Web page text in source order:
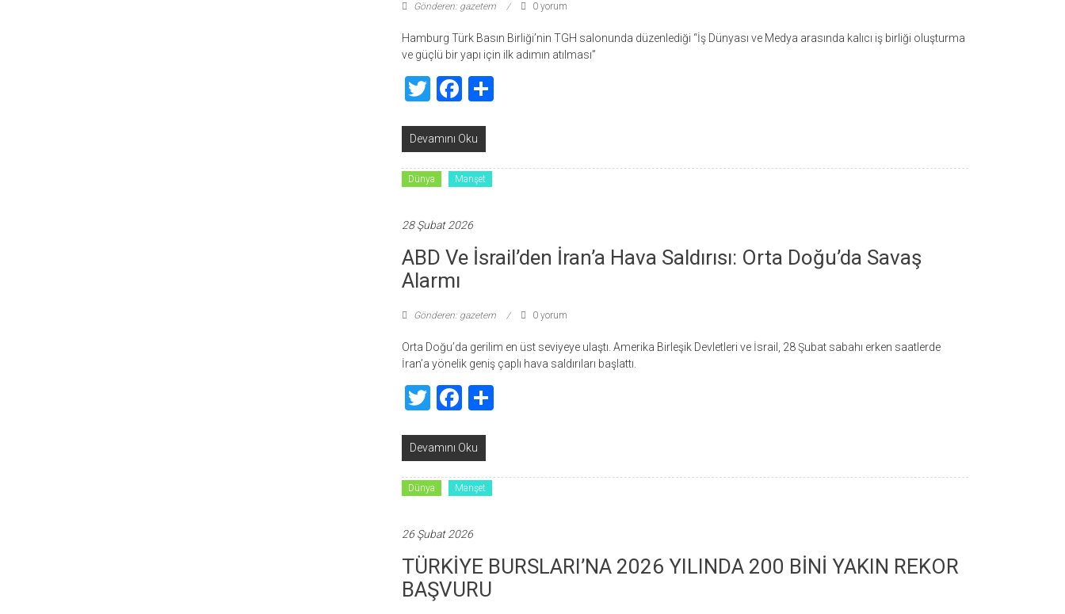
Gönderen: gazetem 0 yorum
Hamburg Türk Basın Birliği’nin TGH salonunda düzenlediği “İş Dünyası ve Medya arasında kalıcı iş birliği oluşturma
ve güçlü bir yapı için ilk adımın atılması”
TwitterFacebook
Devamını Oku
Dünya Manşet
28 Şubat 2026
ABD Ve İsrail’den İran’a Hava Saldırısı: Orta Doğu’da Savaş
Alarmı
Gönderen: gazetem 0 yorum
Orta Doğu’da gerilim en üst seviyeye ulaştı. Amerika Birleşik Devletleri ve İsrail, 28 Şubat sabahı erken saatlerde
İran’a yönelik geniş çaplı hava saldırıları başlattı.
TwitterFacebook
Devamını Oku
Dünya Manşet
26 Şubat 2026
TÜRKİYE BURSLARI’NA 2026 YILINDA 200 BİNİ YAKIN REKOR
BAŞVURU